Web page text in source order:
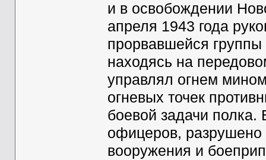
и в освобождении
апреля 1943 года
прорвавшейся группы
находясь на
управлял огнем
огневых точек
боевой задачи
офицеров, разрушено
вооружения и